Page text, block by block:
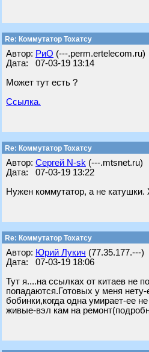
Re: Коммутатор Тохатсу
Автор: РиО (---.perm.ertelecom.ru)
Дата: 07-03-19 13:14
Может тут есть ?
Ссылка.
Re: Коммутатор Тохатсу
Автор: Сергей N-sk (---.mtsnet.ru)
Дата: 07-03-19 13:22
Нужен коммутатор, а не
Re: Коммутатор Тохатсу
Автор: Юрий Лукич (77.35.177.---)
Дата: 07-03-19 18:06
Тут я....на ссылках от китаев не
попадаются.Готовых у меня
бобинки,когда одна умирает-ее
живые-вэл кам на